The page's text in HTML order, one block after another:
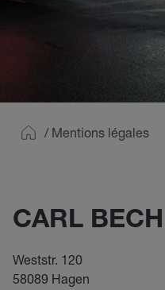
/ Mentions légales
CARL
Weststr. 120
58089 Hagen